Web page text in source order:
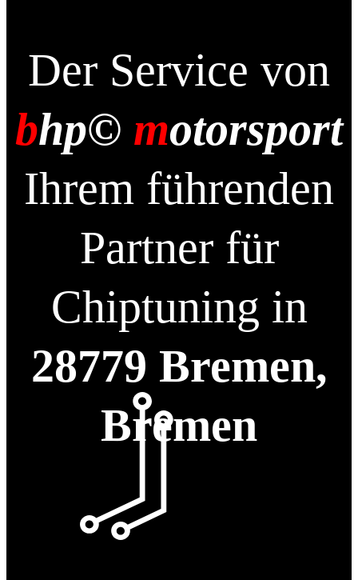
Der Service von
bhp© motorsport
Ihrem führenden
Partner für
Chiptuning in
28779 Bremen,
Bremen